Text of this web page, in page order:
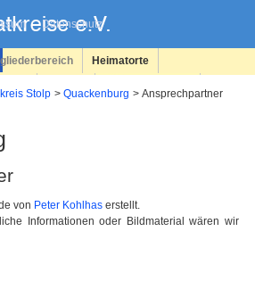
Datenschutz
Heimatorte
Stolp Quackenburg Ansprechpartner
von Peter Kohlhas erstellt.
Informationen oder Bildmaterial wären wir